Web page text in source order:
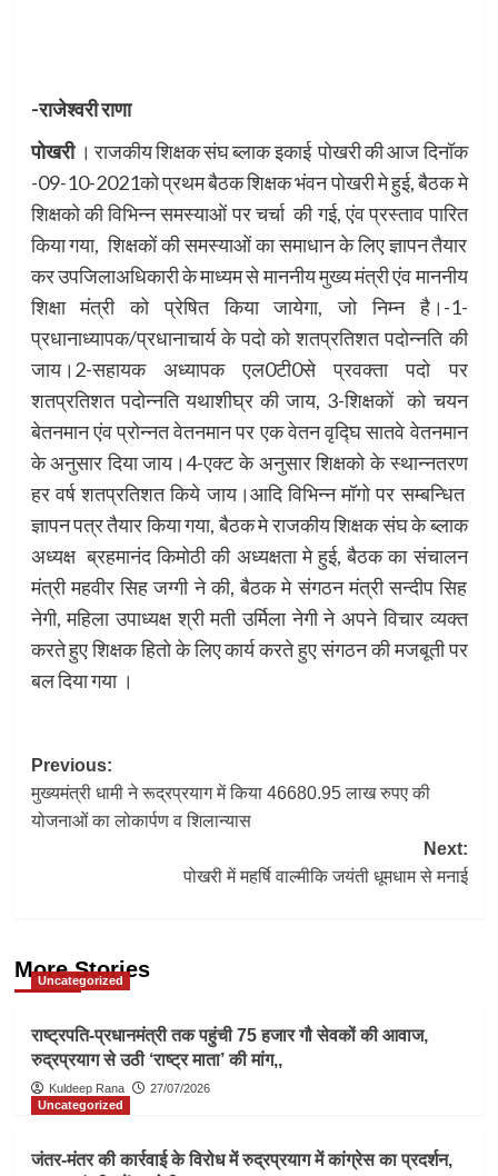
-राजेश्वरी राणा
पोखरी। राजकीय शिक्षक संघ ब्लाक इकाई पोखरी की आज दिनॉक
-09-10-2021को प्रथम बैठक शिक्षक भंवन पोखरी मे हुई, बैठक मे
शिक्षको की विभिन्न समस्याओं पर चर्चा की गई, एंव प्रस्ताव पारित
किया गया, शिक्षकों की समस्याओं का समाधान के लिए ज्ञापन तैयार
कर उपजिलाअधिकारी के माध्यम से माननीय मुख्य मंत्री एंव माननीय
शिक्षा मंत्री को प्रेषित किया जायेगा, जो निम्न है।-1-
प्रधानाध्यापक/प्रधानाचार्य के पदो को शतप्रतिशत पदोन्नति की
जाय।2-सहायक अध्यापक एल0टी0से प्रवक्ता पदो पर
शतप्रतिशत पदोन्नति यथाशीघ्र की जाय, 3-शिक्षकों को चयन
बेतनमान एंव प्रोन्नत वेतनमान पर एक वेतन वृद्घि सातवे वेतनमान
के अनुसार दिया जाय।4-एक्ट के अनुसार शिक्षको के स्थान्नतरण
हर वर्ष शतप्रतिशत किये जाय।आदि विभिन्न मॉगो पर सम्बन्धित
ज्ञापन पत्र तैयार किया गया, बैठक मे राजकीय शिक्षक संघ के ब्लाक
अध्यक्ष ब्रहमानंद किमोठी की अध्यक्षता मे हुई, बैठक का संचालन
मंत्री महवीर सिह जग्गी ने की, बैठक मे संगठन मंत्री सन्दीप सिह
नेगी, महिला उपाध्यक्ष श्री मती उर्मिला नेगी ने अपने विचार व्यक्त
करते हुए शिक्षक हितो के लिए कार्य करते हुए संगठन की मजबूती पर
बल दिया गया ।
Post
navigation
Previous:
मुख्यमंत्री धामी ने रूद्रप्रयाग में किया 46680.95 लाख रुपए की
योजनाओं का लोकार्पण व शिलान्यास
Next:
पोखरी में महर्षि वाल्मीकि जयंती धूमधाम से मनाई
More Stories
Uncategorized
राष्ट्रपति-प्रधानमंत्री तक पहुंची 75 हजार गौ सेवकों की आवाज,
रुद्रप्रयाग से उठी ‘राष्ट्र माता’ की मांग,,
Kuldeep Rana
27/07/2026
Uncategorized
जंतर-मंतर की कार्रवाई के विरोध में रुद्रप्रयाग में कांग्रेस का प्रदर्शन,